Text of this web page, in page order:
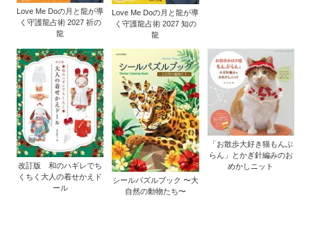
Love Me Doの月と龍が導
く守護龍占術 2027 祈の
龍
Love Me Doの月と龍が導
く守護龍占術 2027 知の
龍
改訂版 和のハギレでち
くちく大人の着せかえド
ール
シールパズルブック 〜大
自然の動物たち〜
「お散歩大好き猫もんぶ
らん」とかぎ針編みのお
めかしニット